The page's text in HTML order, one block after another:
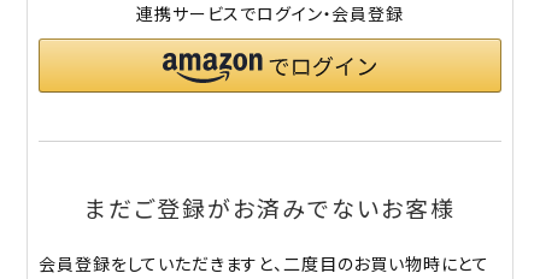
連携サービスでログイン・会員登録
まだご登録がお済みでないお客様
会員登録をしていただきますと、二度目のお買い物時にとて